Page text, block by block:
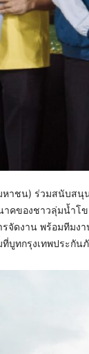
หาชน) ร่วมสนับสนุ
คของชาวลุ่มน้ำโ
จัดงาน พร้อมทีมง
ที่บูทกรุงเทพประกั